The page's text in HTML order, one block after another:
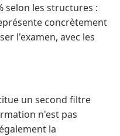
selon les structures :
concrètement
l'examen, avec les
un second filtre
n'est pas
la